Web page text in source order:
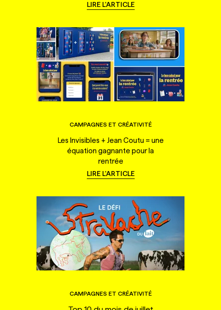
LIRE L'ARTICLE
CAMPAGNES ET CRÉATIVITÉ
Les Invisibles + Jean Coutu = une
équation gagnante pour la
rentrée
LIRE L'ARTICLE
CAMPAGNES ET CRÉATIVITÉ